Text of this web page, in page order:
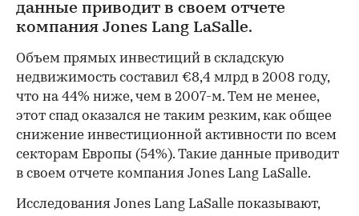
данные приводит в своем отчете
компания Jones Lang LaSalle.
Объем прямых инвестиций в складскую
недвижимость составил €8,4 млрд в 2008 году,
что на 44% ниже, чем в 2007-м. Тем не менее,
этот спад оказался не таким резким, как общее
снижение инвестиционной активности по всем
секторам Европы (54%). Такие данные приводит
в своем отчете компания Jones Lang LaSalle.
Исследования Jones Lang LaSalle показывают,